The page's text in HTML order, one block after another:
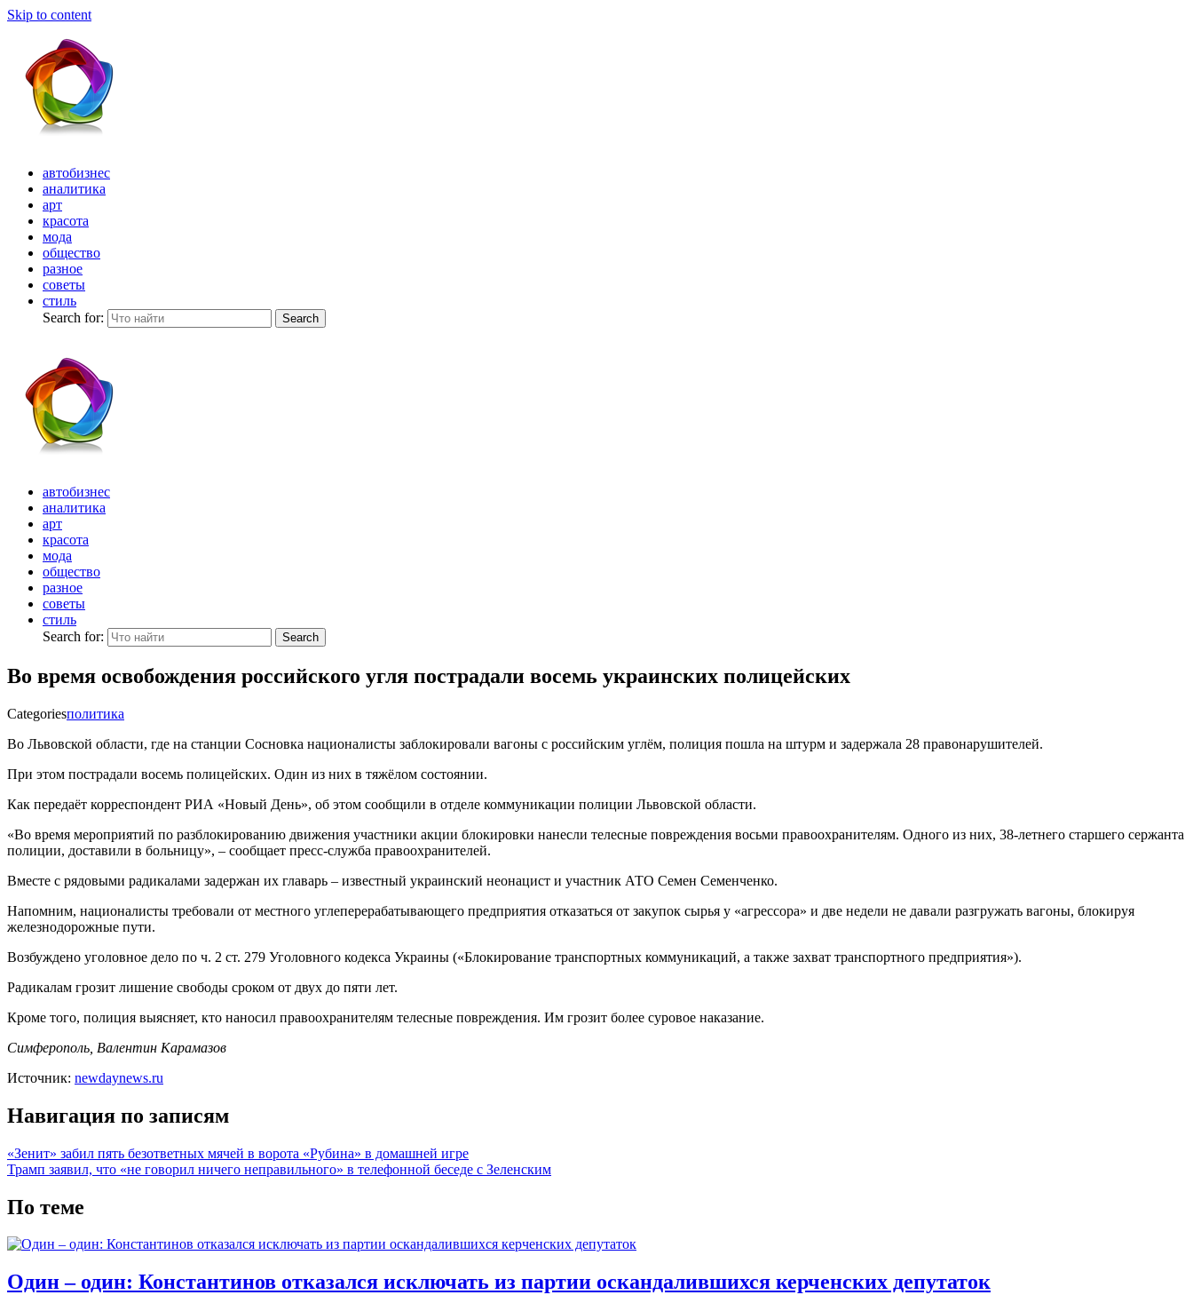
Skip to content
автобизнес
аналитика
арт
красота
мода
общество
разное
советы
стиль
Search for:
Search
автобизнес
аналитика
арт
красота
мода
общество
разное
советы
стиль
Search for:
Search
Во время освобождения российского угля пострадали восемь украинских полицейских
Categoriesполитика
Во Львовской области, где на станции Сосновка националисты заблокировали вагоны с российским углём, полиция пошла на штурм и задержала 28 правонарушителей.
При этом пострадали восемь полицейских. Один из них в тяжёлом состоянии.
Как передаёт корреспондент РИА «Новый День», об этом сообщили в отделе коммуникации полиции Львовской области.
«Во время мероприятий по разблокированию движения участники акции блокировки нанесли телесные повреждения восьми правоохранителям. Одного из них, 38-летнего старшего сержанта
полиции, доставили в больницу», – сообщает пресс-служба правоохранителей.
Вместе с рядовыми радикалами задержан их главарь – известный украинский неонацист и участник АТО Семен Семенченко.
Напомним, националисты требовали от местного углеперерабатывающего предприятия отказаться от закупок сырья у «агрессора» и две недели не давали разгружать вагоны, блокируя
железнодорожные пути.
Возбуждено уголовное дело по ч. 2 ст. 279 Уголовного кодекса Украины («Блокирование транспортных коммуникаций, а также захват транспортного предприятия»).
Радикалам грозит лишение свободы сроком от двух до пяти лет.
Кроме того, полиция выясняет, кто наносил правоохранителям телесные повреждения. Им грозит более суровое наказание.
Симферополь, Валентин Карамазов
Источник: newdaynews.ru
Навигация по записям
«Зенит» забил пять безответных мячей в ворота «Рубина» в домашней игре
Трамп заявил, что «не говорил ничего неправильного» в телефонной беседе с Зеленским
По теме
Один – один: Константинов отказался исключать из партии оскандалившихся керченских депутаток